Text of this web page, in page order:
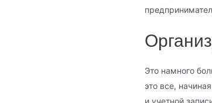
Это намного
это все,